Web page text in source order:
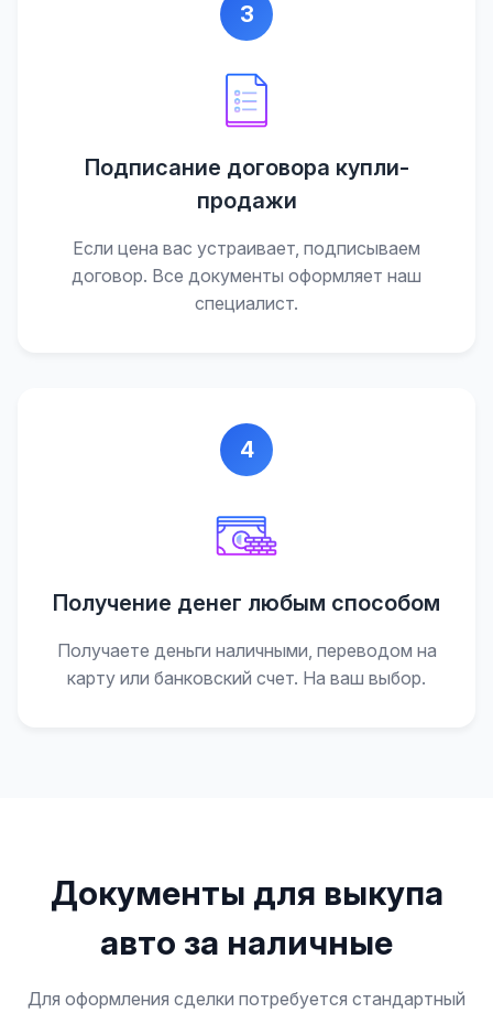
3
Подписание договора купли-
продажи
Если цена вас устраивает, подписываем
договор. Все документы оформляет наш
специалист.
4
Получение денег любым способом
Получаете деньги наличными, переводом на
карту или банковский счет. На ваш выбор.
Документы для выкупа
авто за наличные
Для оформления сделки потребуется стандартный